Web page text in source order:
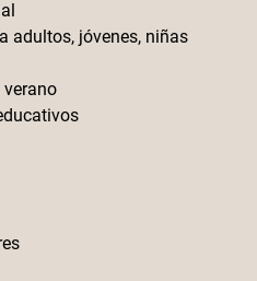
adultos, jóvenes, niñas
verano